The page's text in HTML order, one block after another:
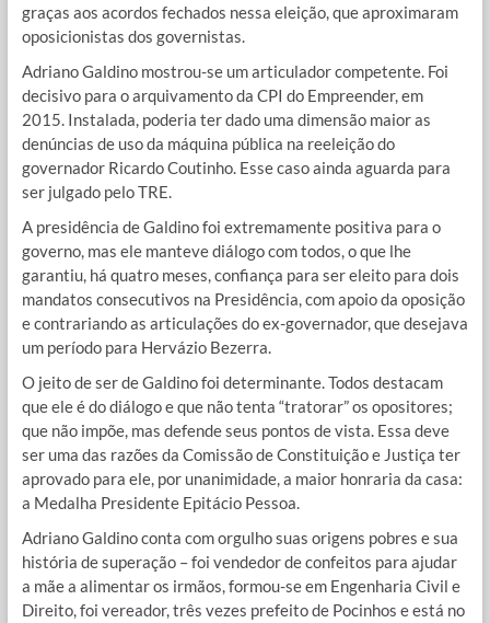
graças aos acordos fechados nessa eleição, que aproximaram
oposicionistas dos governistas.
Adriano Galdino mostrou-se um articulador competente. Foi
decisivo para o arquivamento da CPI do Empreender, em
2015. Instalada, poderia ter dado uma dimensão maior as
denúncias de uso da máquina pública na reeleição do
governador Ricardo Coutinho. Esse caso ainda aguarda para
ser julgado pelo TRE.
A presidência de Galdino foi extremamente positiva para o
governo, mas ele manteve diálogo com todos, o que lhe
garantiu, há quatro meses, confiança para ser eleito para dois
mandatos consecutivos na Presidência, com apoio da oposição
e contrariando as articulações do ex-governador, que desejava
um período para Hervázio Bezerra.
O jeito de ser de Galdino foi determinante. Todos destacam
que ele é do diálogo e que não tenta “tratorar” os opositores;
que não impõe, mas defende seus pontos de vista. Essa deve
ser uma das razões da Comissão de Constituição e Justiça ter
aprovado para ele, por unanimidade, a maior honraria da casa:
a Medalha Presidente Epitácio Pessoa.
Adriano Galdino conta com orgulho suas origens pobres e sua
história de superação – foi vendedor de confeitos para ajudar
a mãe a alimentar os irmãos, formou-se em Engenharia Civil e
Direito, foi vereador, três vezes prefeito de Pocinhos e está no